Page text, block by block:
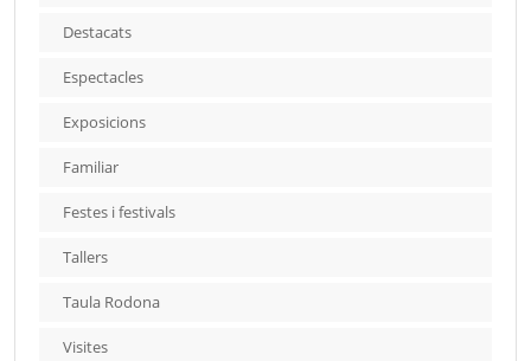
Destacats
Espectacles
Exposicions
Familiar
Festes i festivals
Tallers
Taula Rodona
Visites